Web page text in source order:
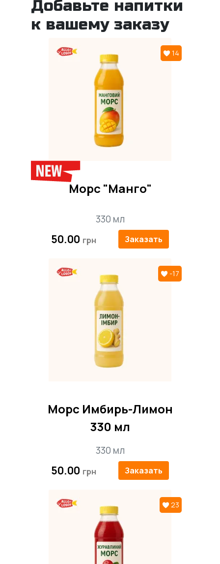
Добавьте напитки
к вашему заказу
14
Морс "Манго"
330 мл
50.00 Заказать
-17
Морс Имбирь-Лимон
330 мл
330 мл
50.00 Заказать
23